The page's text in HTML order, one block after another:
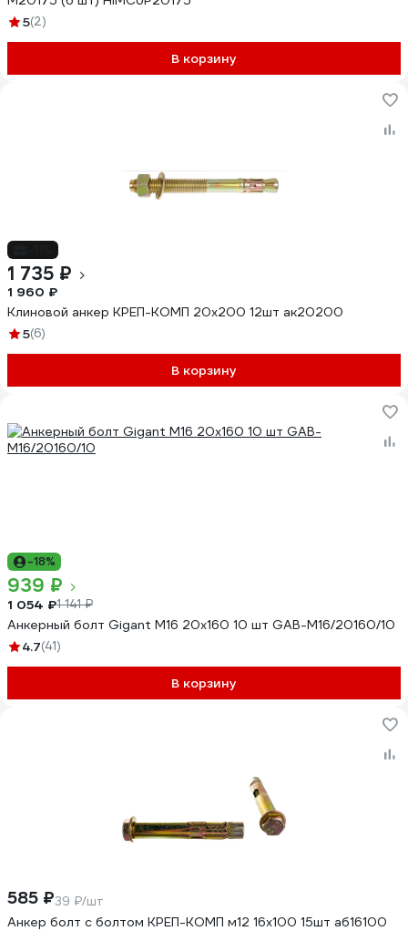
5(2)
В корзину
1 735 ₽
1 960 ₽
Клиновой анкер КРЕП-КОМП 20х200 12шт ак20200
5(6)
В корзину
-18%
939 ₽
1 054 ₽1 141 ₽
Анкерный болт Gigant М16 20x160 10 шт GAB-M16/20160/10
4.7(41)
В корзину
585 ₽39 ₽/шт
Анкер болт с болтом КРЕП-КОМП м12 16х100 15шт аб16100